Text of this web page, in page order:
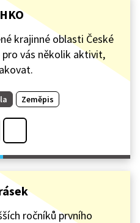
krajinné oblasti České
pro vás několik aktivit,
Zeměpis
ročníků prvního